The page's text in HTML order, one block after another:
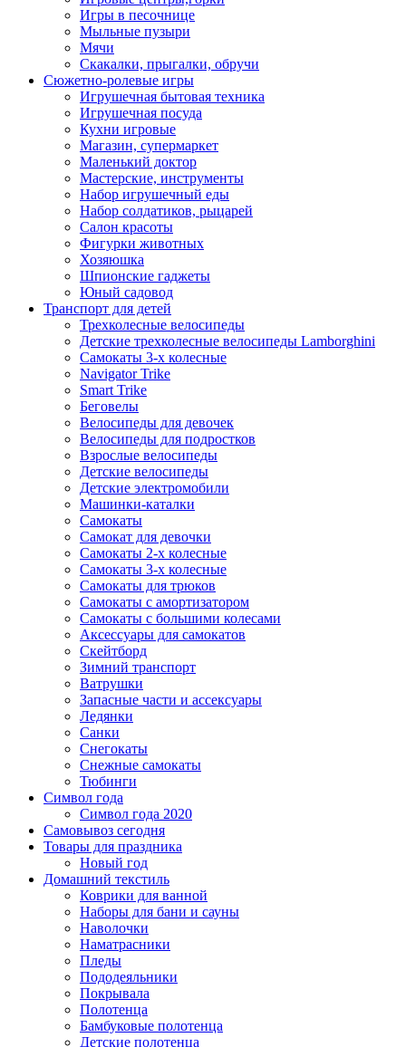
Игры в песочнице
Мыльные пузыри
Мячи
Скакалки, прыгалки, обручи
Сюжетно-ролевые игры
Игрушечная бытовая техника
Игрушечная посуда
Кухни игровые
Магазин, супермаркет
Маленький доктор
Мастерские, инструменты
Набор игрушечный еды
Набор солдатиков, рыцарей
Салон красоты
Фигурки животных
Хозяюшка
Шпионские гаджеты
Юный садовод
Транспорт для детей
Трехколесные велосипеды
Детские трехколесные велосипеды Lamborghini
Самокаты 3-х колесные
Navigator Trike
Smart Trike
Беговелы
Велосипеды для девочек
Велосипеды для подростков
Взрослые велосипеды
Детские велосипеды
Детские электромобили
Машинки-каталки
Самокаты
Самокат для девочки
Самокаты 2-х колесные
Самокаты 3-х колесные
Самокаты для трюков
Самокаты с амортизатором
Самокаты с большими колесами
Аксессуары для самокатов
Скейтборд
Зимний транспорт
Ватрушки
Запасные части и ассексуары
Ледянки
Санки
Снегокаты
Снежные самокаты
Тюбинги
Символ года
Символ года 2020
Самовывоз сегодня
Товары для праздника
Новый год
Домашний текстиль
Коврики для ванной
Наборы для бани и сауны
Наволочки
Наматрасники
Пледы
Пододеяльники
Покрывала
Полотенца
Бамбуковые полотенца
Детские полотенца